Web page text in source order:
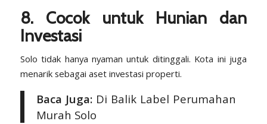
8. Cocok untuk Hunian dan
Investasi
Solo tidak hanya nyaman untuk ditinggali. Kota ini juga
menarik sebagai asetinvestasi properti.
Baca Juga: Di Balik Label Perumahan
Murah Solo